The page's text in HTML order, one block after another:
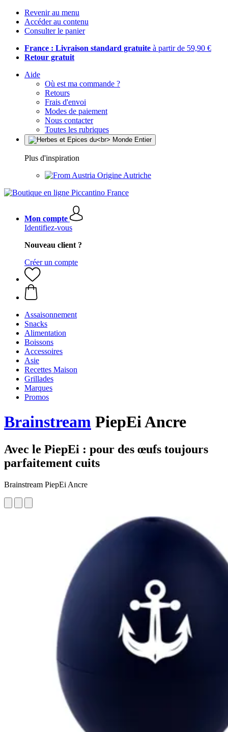
Revenir au menu
Accéder au contenu
Consulter le panier
France : Livraison standard gratuite à partir de 59,90 €
Retour gratuit
Aide
Où est ma commande ?
Retours
Frais d'envoi
Modes de paiement
Nous contacter
Toutes les rubriques
Plus d'inspiration
Origine Autriche
Mon compte
Identifiez-vous
Nouveau client ?
Créer un compte
Assaisonnement
Snacks
Alimentation
Boissons
Accessoires
Asie
Recettes Maison
Grillades
Marques
Promos
Brainstream PiepEi Ancre
Avec le PiepEi : pour des œufs toujours
parfaitement cuits
Brainstream PiepEi Ancre